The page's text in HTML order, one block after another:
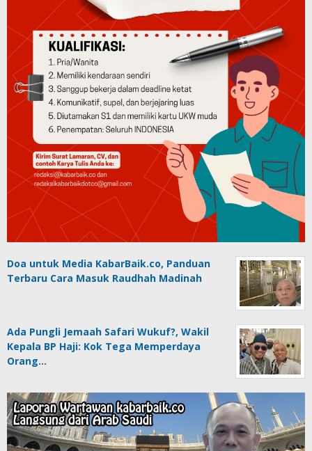
Doa untuk Media KabarBaik.co, Panduan
Terbaru Cara Masuk Raudhah Madinah
Ada Pungli Jemaah Safari Wukuf?, Wakil
Kepala BP Haji: Kok Tega Memperdaya
Orang…